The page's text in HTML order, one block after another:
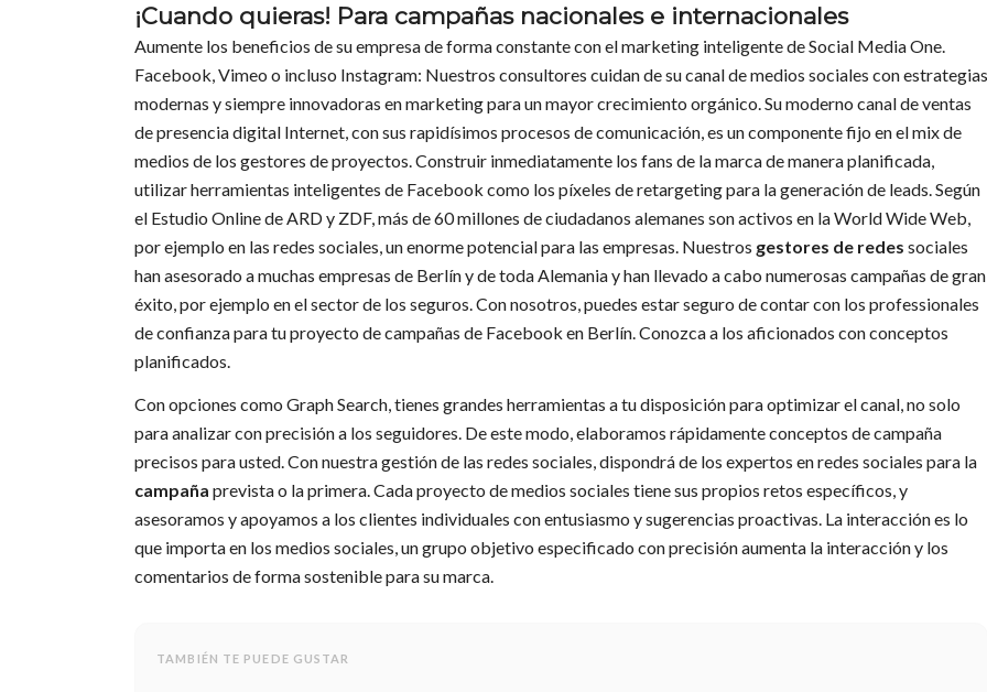
¡Cuando quieras! Para campañas nacionales e internacionales
Aumente los beneficios de su empresa de forma constante con el marketing inteligente de Social Media One.
Facebook, Vimeo o incluso Instagram: Nuestros consultores cuidan de su canal de medios sociales con estrategias
modernas y siempre innovadoras en marketing para un mayor crecimiento orgánico. Su moderno canal de ventas
de presencia digital Internet, con sus rapidísimos procesos de comunicación, es un componente fijo en el mix de
medios de los gestores de proyectos. Construir inmediatamente los fans de la marca de manera planificada,
utilizar herramientas inteligentes de Facebook como los píxeles de retargeting para la generación de leads. Según
el Estudio Online de ARD y ZDF, más de 60 millones de ciudadanos alemanes son activos en la World Wide Web,
por ejemplo en las redes sociales, un enorme potencial para las empresas. Nuestros gestores de redes sociales
han asesorado a muchas empresas de Berlín y de toda Alemania y han llevado a cabo numerosas campañas de gran
éxito, por ejemplo en el sector de los seguros. Con nosotros, puedes estar seguro de contar con los professionales
de confianza para tu proyecto de campañas de Facebook en Berlín. Conozca a los aficionados con conceptos
planificados.
Con opciones como Graph Search, tienes grandes herramientas a tu disposición para optimizar el canal, no solo
para analizar con precisión a los seguidores. De este modo, elaboramos rápidamente conceptos de campaña
precisos para usted. Con nuestra gestión de las redes sociales, dispondrá de los expertos en redes sociales para la
campaña prevista o la primera. Cada proyecto de medios sociales tiene sus propios retos específicos, y
asesoramos y apoyamos a los clientes individuales con entusiasmo y sugerencias proactivas. La interacción es lo
que importa en los medios sociales, un grupo objetivo especificado con precisión aumenta la interacción y los
comentarios de forma sostenible para su marca.
TAMBIÉN TE PUEDE GUSTAR